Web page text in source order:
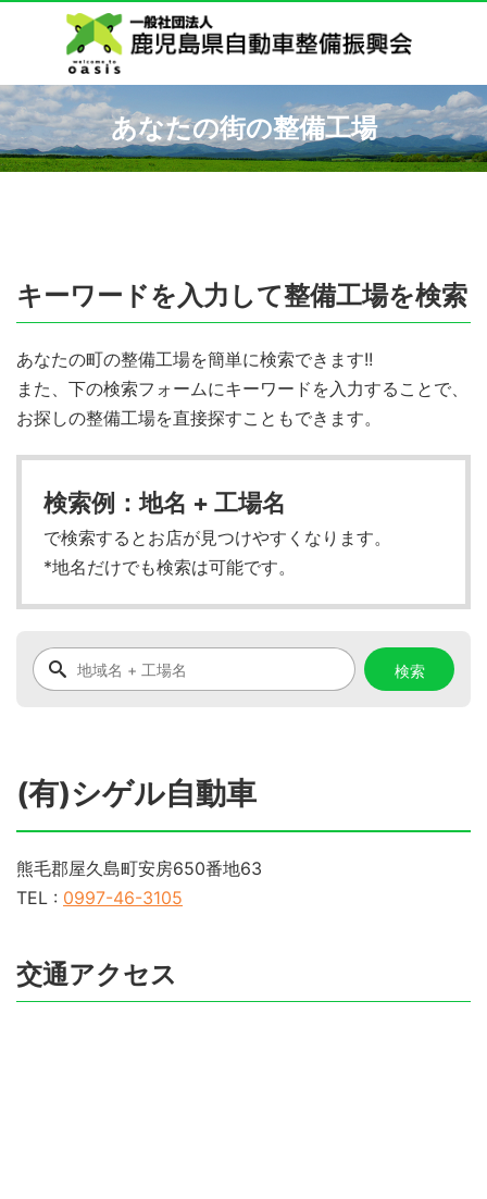
あなたの街の整備工場
キーワードを入力して整備工場を検索
あなたの町の整備工場を簡単に検索できます!!
また、下の検索フォームにキーワードを入力することで、
お探しの整備工場を直接探すこともできます。
検索例：地名 + 工場名
で検索するとお店が見つけやすくなります。
*地名だけでも検索は可能です。
(有)シゲル自動車
熊毛郡屋久島町安房650番地63
TEL : 0997-46-3105
交通アクセス